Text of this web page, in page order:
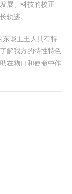
展、科技的校正
轨迹。
东谈主王人具有特
解我方的特性特色
在糊口和使命中作